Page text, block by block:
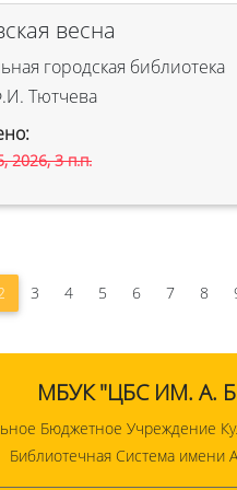
весна
городская библиотека
Тютчева
2026, 3 п.п.
3 4 5 6 7 8
МБУК "ЦБС ИМ. А.
Бюджетное Учреждение
Библиотечная Система имени